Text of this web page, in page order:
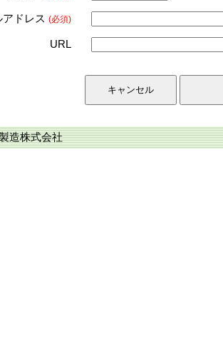
アドレス (必須)
URL
造株式会社